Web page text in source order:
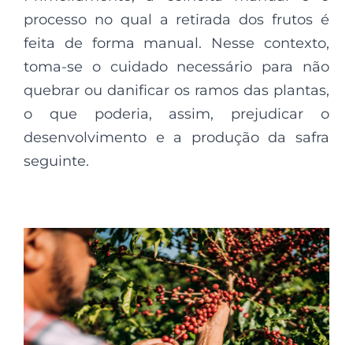
processo no qual a retirada dos frutos é
feita de forma manual. Nesse contexto,
toma-se o cuidado necessário para não
quebrar ou danificar os ramos das plantas,
o que poderia, assim, prejudicar o
desenvolvimento e a produção da safra
seguinte.